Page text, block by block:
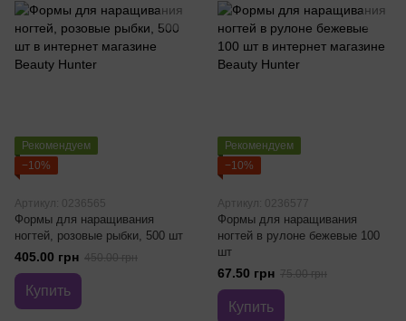
Рекомендуем
−10%
Артикул: 0236565
Формы для наращивания
ногтей, розовые рыбки, 500 шт
405.00 грн 450.00 грн
Купить
Рекомендуем
−10%
Артикул: 0236577
Формы для наращивания
ногтей в рулоне бежевые 100
шт
67.50 грн 75.00 грн
Купить